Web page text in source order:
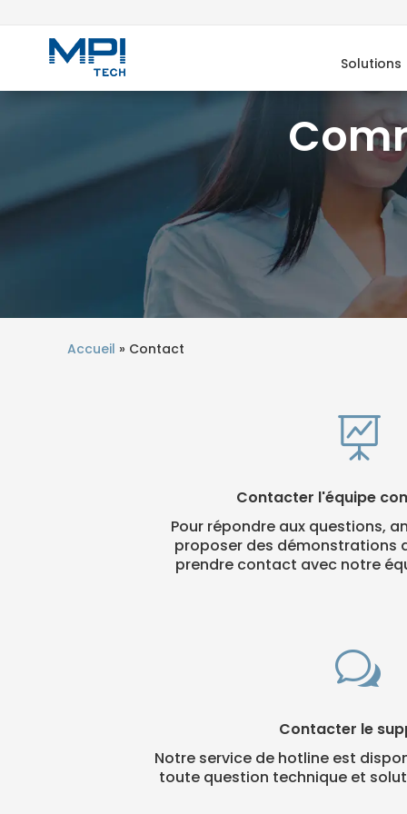
Solutions
Accueil » Contact

Contacter l'équipe
Pour répondre aux questions,
proposer des démonstrations
prendre contact avec notre
w
Contacter le
Notre service de hotline est
toute question technique et